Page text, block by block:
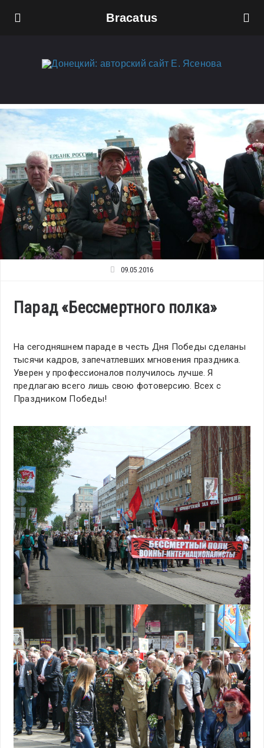
Bracatus
09.05.2016
Парад «Бессмертного полка»
На сегодняшнем параде в честь Дня Победы сделаны
тысячи кадров, запечатлевших мгновения праздника.
Уверен у профессионалов получилось лучше. Я
предлагаю всего лишь свою фотоверсию. Всех с
Праздником Победы!